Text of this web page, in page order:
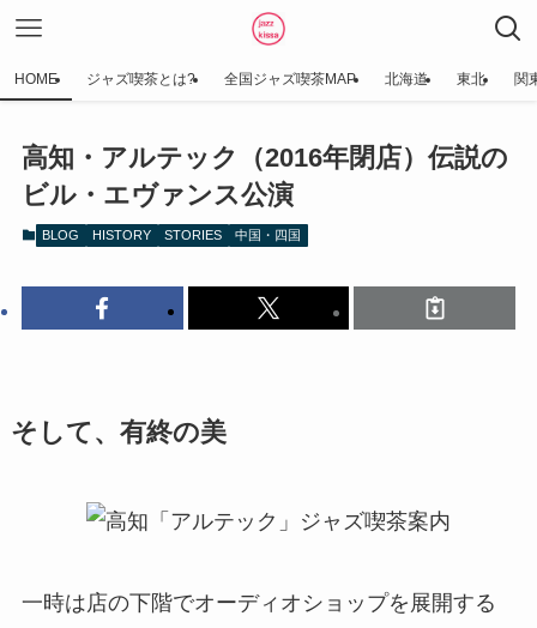
HOME ジャズ喫茶とは? 全国ジャズ喫茶MAP 北海道 東北 関
高知・アルテック（2016年閉店）伝説の
ビル・エヴァンス公演
BLOG HISTORY STORIES 中国・四国
そして、有終の美
一時は店の下階でオーディオショップを展開する